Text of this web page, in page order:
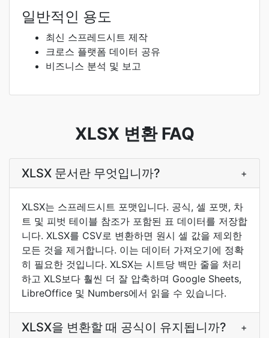
일반적인 용도
최신 스프레드시트 제작
크로스 플랫폼 데이터 공유
비즈니스 분석 및 보고
XLSX 변환 FAQ
XLSX 문서란 무엇입니까? +
XLSX는 스프레드시트 포맷입니다. 공식, 셀 포맷, 차
트 및 피벗 테이블 참조가 포함된 표 데이터를 저장합
니다. XLSX를 CSV로 변환하면 원시 셀 값을 제외한
모든 것을 제거합니다. 이는 데이터 가져오기에 정확
히 필요한 것입니다. XLSX는 시트당 백만 줄을 처리
하고 XLS보다 훨씬 더 잘 압축하며 Google Sheets,
LibreOffice 및 Numbers에서 읽을 수 있습니다.
XLSX을 변환할 때 공식이 유지됩니까? +